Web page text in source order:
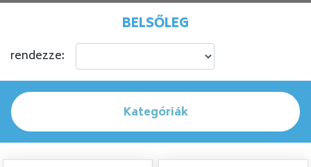
BELSŐLEG
rendezze:
Kategóriák